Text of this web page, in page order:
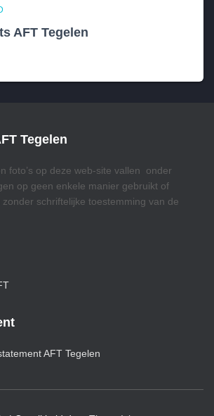
AFT Tegelen
Tegelen
foto’s op deze web-site vallen onder
op geen enkele manier gebruikt of
schriftelijke toestemming van de
AFT Tegelen